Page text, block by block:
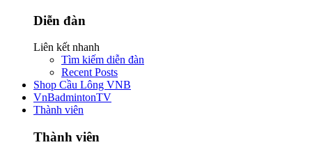
Diễn đàn
Liên kết nhanh
Tìm kiếm diễn đàn
Recent Posts
Shop Cầu Lông VNB
VnBadmintonTV
Thành viên
Thành viên